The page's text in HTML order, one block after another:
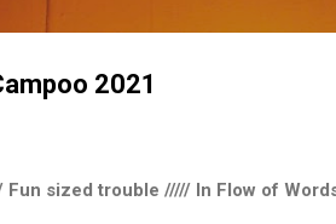
2021
Fun sized trouble ///// In Flow of